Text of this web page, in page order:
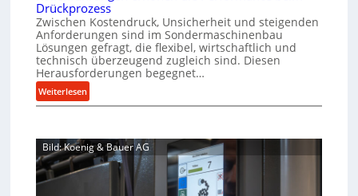
s
i
c
h
o
u
s
t
e
n
t
s
p
a
n
s
i
c
B
e
s
t
e
l
u
n
g
A
b
o
u
t
A
u
m
a
Drückprozess
Zwischen Kostendruck, Unsicherheit und steigenden
Anforderungen sind im Sondermaschinenbau
Lösungen gefragt, die flexibel, wirtschaftlich und
technisch überzeugend zugleich sind. Diesen
Herausforderungen begegnet…
Weiterlesen:
R
l
e
Bild: Koenig & Bauer AG